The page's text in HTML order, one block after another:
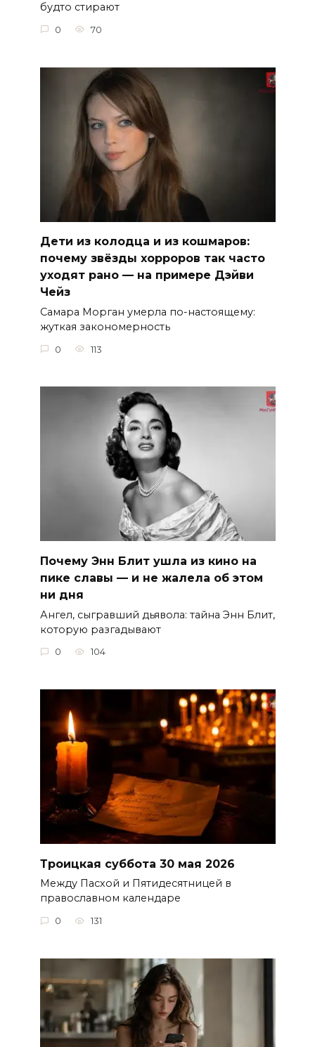
будто стирают
0 70
Дети из колодца и из кошмаров:
почему звёзды хорроров так часто
уходят рано — на примере Дэйви
Чейз
Самара Морган умерла по-настоящему:
жуткая закономерность
0 113
Почему Энн Блит ушла из кино на
пике славы — и не жалела об этом
ни дня
Ангел, сыгравший дьявола: тайна Энн Блит,
которую разгадывают
0 104
Троицкая суббота 30 мая 2026
Между Пасхой и Пятидесятницей в
православном календаре
0 131